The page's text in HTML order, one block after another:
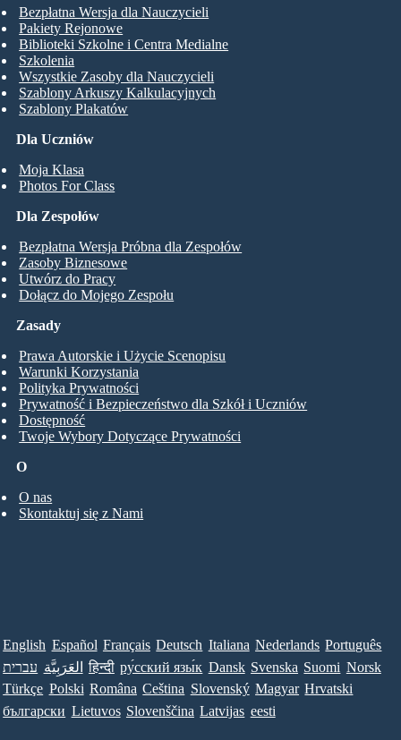
Dla Uczniów
Moja Klasa
Photos For Class
Bezpłatna Wersja dla Nauczycieli
Pakiety Rejonowe
Biblioteki Szkolne i Centra Medialne
Szkolenia
Wszystkie Zasoby dla Nauczycieli
Szablony Arkuszy Kalkulacyjnych
Szablony Plakatów
Dla Zespołów
Bezpłatna Wersja Próbna dla Zespołów
Zasoby Biznesowe
Utwórz do Pracy
Dołącz do Mojego Zespołu
O
O nas
Skontaktuj się z Nami
Zasady
Prawa Autorskie i Użycie Scenopisu
Warunki Korzystania
Polityka Prywatności
Prywatność i Bezpieczeństwo dla Szkół i Uczniów
Dostępność
Twoje Wybory Dotyczące Prywatności
English Español Français Deutsch Italiana Nederlands Português
עברית العَرَبِيَّة हिन्दी ру́сский язы́к Dansk Svenska Suomi Norsk
Türkçe Polski Româna Ceština Slovenský Magyar Hrvatski
български Lietuvos Slovenščina Latvijas eesti